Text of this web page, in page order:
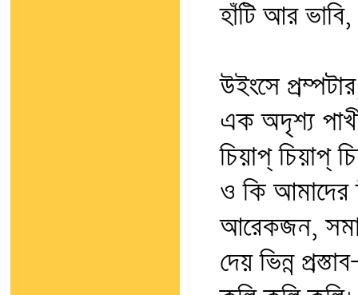
হাঁটি আর
উইংসে
এক অদৃশ্য
চিয়াপ্‌ চিয়াপ্‌
ও কি আমাদের
আরেকজন,
দেয় ভিন্ন